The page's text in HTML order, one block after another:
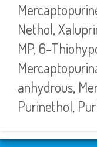
Nethol,
MP, 6-
anhydrous,
Purinethol,